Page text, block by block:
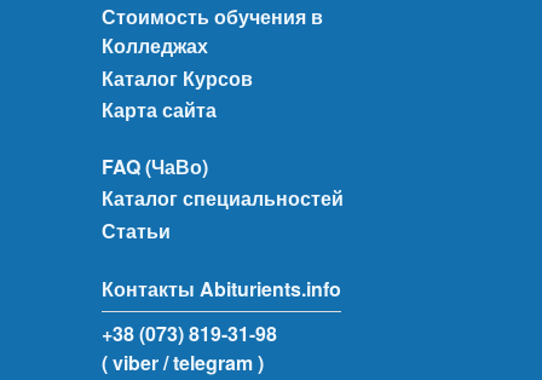
Стоимость обучения в
Колледжах
Каталог Курсов
Карта сайта
FAQ (ЧаВо)
Каталог специальностей
Статьи
Контакты Abiturients.info
+38 (073) 819-31-98
( viber/ telegram )